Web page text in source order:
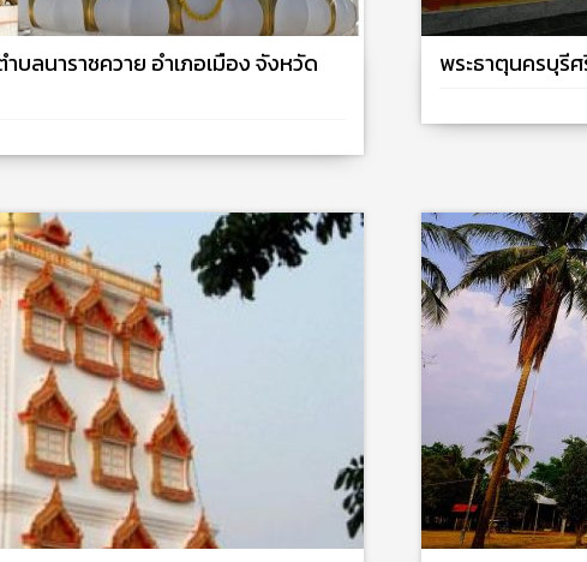
บลนาราชควาย อำเภอเมือง จังหวัด
พระธาตุนครบุรี